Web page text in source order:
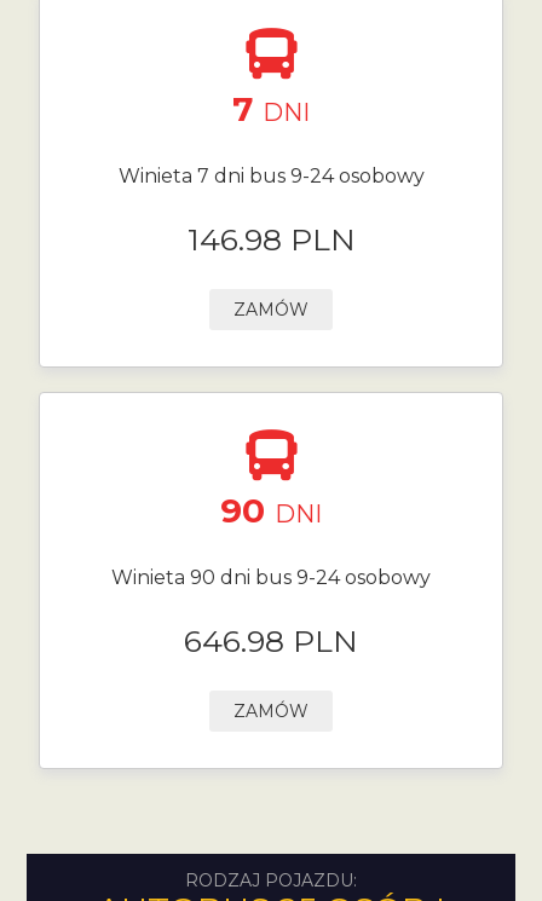
7 DNI
Winieta 7 dni bus 9-24 osobowy
146.98 PLN
ZAMÓW
90 DNI
Winieta 90 dni bus 9-24 osobowy
646.98 PLN
ZAMÓW
RODZAJ POJAZDU: